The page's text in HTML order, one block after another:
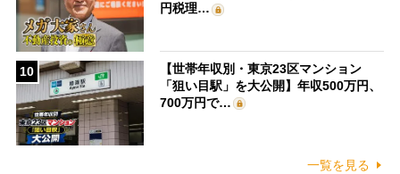
円税理…
10
【世帯年収別・東京23区マンション
「狙い目駅」を大公開】年収500万円、
700万円で…
一覧を見る